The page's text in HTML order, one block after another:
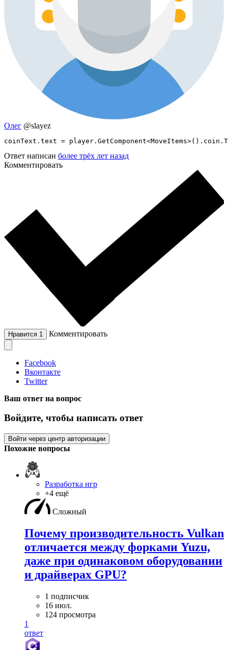
Олег @slayez
coinText.text =
Ответ написан более трёх лет назад
Комментировать
Нравится 1 Комментировать
Facebook
Вконтакте
Twitter
Ваш ответ на вопрос
Войдите, чтобы написать ответ
Войти через центр авторизации
Похожие вопросы
Разработка игр
+4 ещё
Сложный
Почему производительность Vulkan
отличается между форками Yuzu,
даже при одинаковом оборудовании
и драйверах GPU?
1 подписчик
16 июл.
124 просмотра
1
ответ